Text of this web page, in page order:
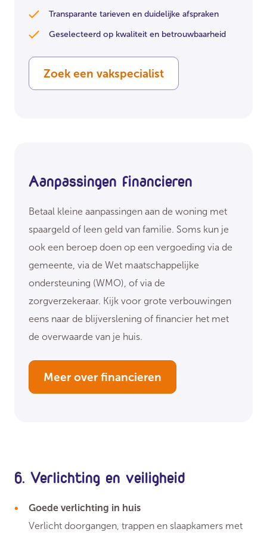
Transparante tarieven en duidelijke afspraken
Geselecteerd op kwaliteit en betrouwbaarheid
Zoek een vakspecialist
Aanpassingen financieren
Betaal kleine aanpassingen aan de woning met
spaargeld of leen geld van familie. Soms kun je
ook een beroep doen op een vergoeding via de
gemeente, via de Wet maatschappelijke
ondersteuning (WMO), of via de
zorgverzekeraar. Kijk voor grote verbouwingen
eens naar de blijverslening of financier het met
de overwaarde van je huis.
Meer over financieren
6. Verlichting en veiligheid
Goede verlichting in huis
Verlicht doorgangen, trappen en slaapkamers met